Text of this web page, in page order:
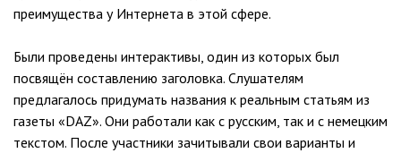
преимущества у Интернета в этой сфере.
Были проведены интерактивы, один из которых был
посвящён составлению заголовка. Слушателям
предлагалось придумать названия к реальным статьям из
газеты «DAZ». Они работали как с русским, так и с немецким
текстом. После участники зачитывали свои варианты и